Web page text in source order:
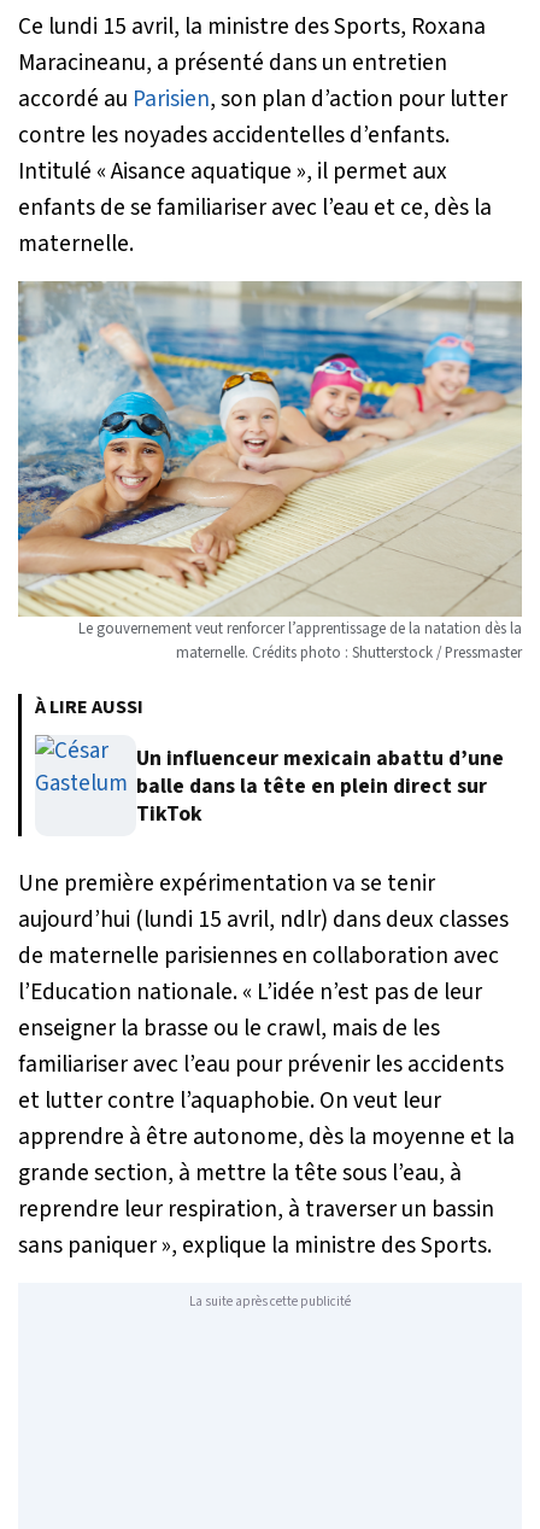
Ce lundi 15 avril, la ministre des Sports, Roxana
Maracineanu, a présenté dans un entretien
accordé au Parisien, son plan d’action pour lutter
contre les noyades accidentelles d’enfants.
Intitulé « Aisance aquatique », il permet aux
enfants de se familiariser avec l’eau et ce, dès la
maternelle.
Le gouvernement veut renforcer l’apprentissage de la natation dès la
maternelle. Crédits photo : Shutterstock / Pressmaster
À LIRE AUSSI
Un influenceur mexicain abattu d’une
balle dans la tête en plein direct sur
TikTok
Une première expérimentation va se tenir
aujourd’hui (lundi 15 avril, ndlr) dans deux classes
de maternelle parisiennes en collaboration avec
l’Education nationale.« L’idée n’est pas de leur
enseigner la brasse ou le crawl, mais de les
familiariser avec l’eau pour prévenir les accidents
et lutter contre l’aquaphobie. On veut leur
apprendre à être autonome, dès la moyenne et la
grande section, à mettre la tête sous l’eau, à
reprendre leur respiration, à traverser un bassin
sans paniquer », explique la ministre des Sports.
La suite après cette publicité